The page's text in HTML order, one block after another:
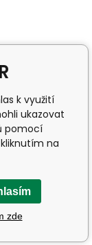
k využití
ukazovat
pomocí
na
zde